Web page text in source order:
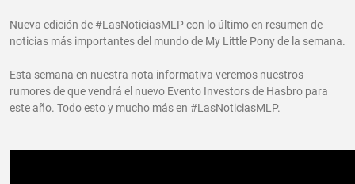
Nueva edición de #LasNoticiasMLP con lo último en resumen de
noticias más importantes del mundo de My Little Pony de la semana.
Esta semana en nuestra nota informativa veremos nuestros
rumores de que vendrá el nuevo Evento Investors de Hasbro para
este año. Todo esto y mucho más en #LasNoticiasMLP.